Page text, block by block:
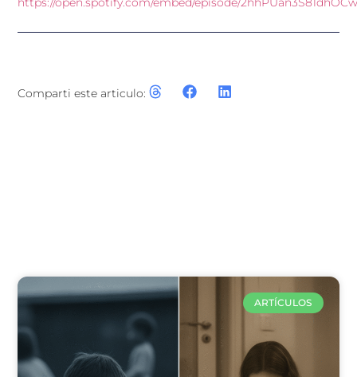
Comparti este articulo:
ARTÍCULOS